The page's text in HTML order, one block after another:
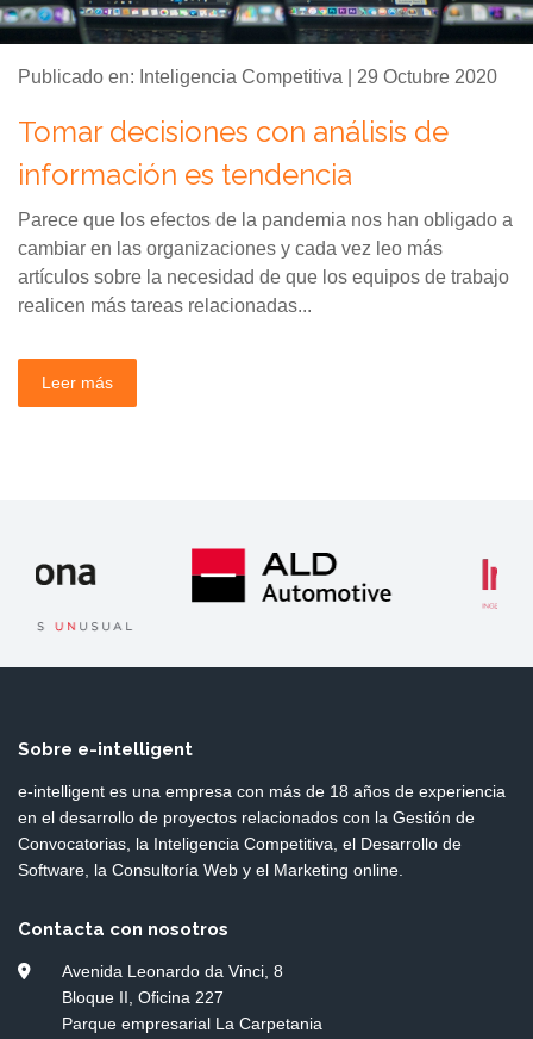
Publicado en: Inteligencia Competitiva | 29 Octubre 2020
Tomar decisiones con análisis de
información es tendencia
Parece que los efectos de la pandemia nos han obligado a
cambiar en las organizaciones y cada vez leo más
artículos sobre la necesidad de que los equipos de trabajo
realicen más tareas relacionadas...
Leer más
Sobre e-intelligent
e-intelligent es una empresa con más de 18 años de experiencia
en el desarrollo de proyectos relacionados con la Gestión de
Convocatorias, la Inteligencia Competitiva, el Desarrollo de
Software, la Consultoría Web y el Marketing online.
Contacta con nosotros
Avenida Leonardo da Vinci, 8
Bloque II, Oficina 227
Parque empresarial La Carpetania